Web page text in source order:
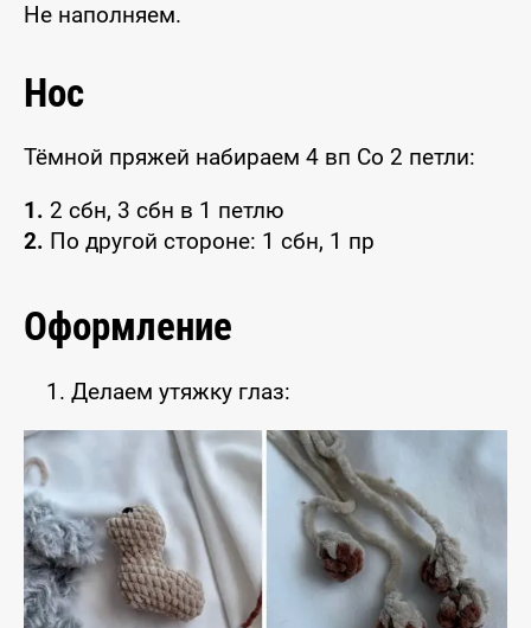
Не наполняем.
Нос
Тёмной пряжей набираем 4 вп Со 2 петли:
1. 2 сбн, 3 сбн в 1 петлю
2. По другой стороне: 1 сбн, 1 пр
Оформление
Делаем утяжку глаз: